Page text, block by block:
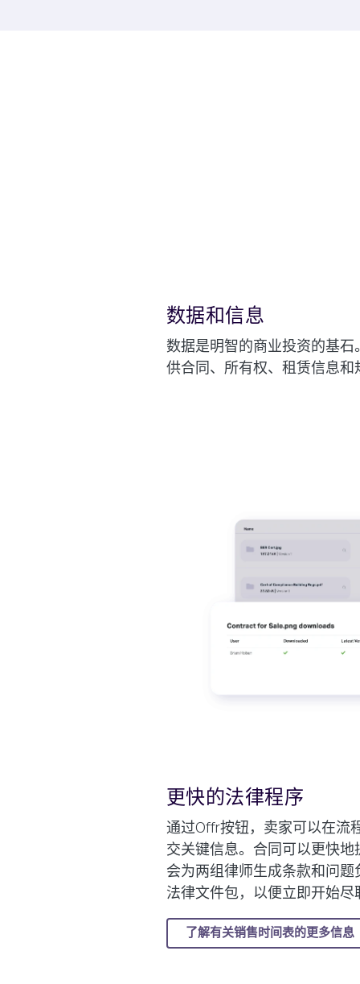
数据和信息
数据是明智的商业投资的基
供合同、所有权、租赁信息和
更快的法律程序
通过Offr按钮，卖家可以在流
交关键信息。合同可以更快
会为两组律师生成条款和问
法律文件包，以便立即开始尽
了解有关销售时间表的更多信息